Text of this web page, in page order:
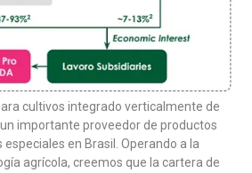
cultivos integrado verticalmente de
un importante proveedor de productos
en Brasil. Operando a la
agrícola, creemos que la cartera de